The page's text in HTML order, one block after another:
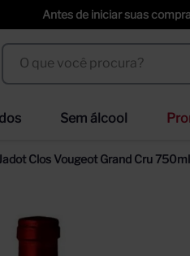
Antes de iniciar suas
O que você procura?
Sem álcool
Clos Vougeot Grand Cru 750ml